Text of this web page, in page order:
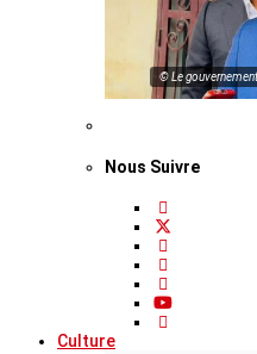
© Le
Nous Suivre
Culture